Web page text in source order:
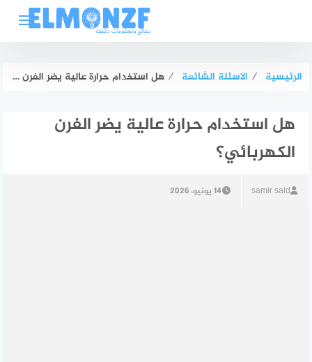
الرئيسية ⁄ الاسئلة الشائعة ⁄ هل استخدام حرارة عالية يضر الفرن الكهربائي؟
هل استخدام حرارة عالية يضر الفرن
الكهربائي؟
samir said 14 يونيو، 2026